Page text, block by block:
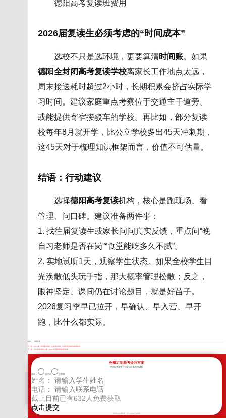
德阳高考复读班费用
2026届复读生必须考虑的“时间成本”
选校不只是选环境，更要算清时间账。如果
德阳全封闭高考复读学校离家长工作地点太远，
周末接送耗时超过2小时，长期积累会挤占实际学
习时间。建议家庭重点考察位于交通主干道旁、
或能提供寄宿接驳车的学校。再比如，部分复读
校每年8月就开学，比公立学校多出45天冲刺期，
这45天对于梳理知识框架而言，价值不可估量。
结语：行动建议
选择德阳高考复读机构，核心是跑现场、看
管理、问口碑。建议准备两件事：
1. 找往届复读生或家长问问真实反馈，重点问“晚
自习老师是否在岗”“食堂能吃多久不腻”。
2. 实地试听1天，观察学生状态。如果全校学生目
光涣散低头玩手指，那大概率管理松散；反之，
眼神坚定、课间仍在讨论题目，就是好苗子。
2026复习季早已拉开，早确认、早入营、早开
跑，比什么都实际。
标签： 德阳复读
上一篇： 2026遂宁高考复读学校：从焦虑到突破，这份复读班选择指南请收好
下一篇：
甘孜复读机构怎么选？2026年复读班真实避坑指南
免费定制高考提升方案
您的选择将直接决定孩子高考的成败
选科： 物理组 化学组
姓名：
电话：
截止目前已有632 人免费获取
新学高考郑重承诺，以上信息将严格保密